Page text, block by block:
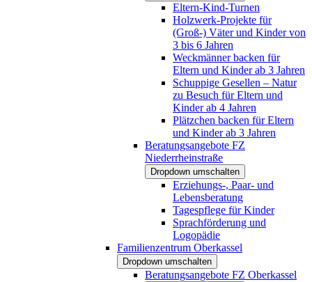
Eltern-Kind-Turnen
Holzwerk-Projekte für
(Groß-) Väter und Kinder von
3 bis 6 Jahren
Weckmänner backen für
Eltern und Kinder ab 3 Jahren
Schuppige Gesellen – Natur
zu Besuch für Eltern und
Kinder ab 4 Jahren
Plätzchen backen für Eltern
und Kinder ab 3 Jahren
Beratungsangebote FZ
Niederrheinstraße
Dropdown umschalten
Erziehungs-, Paar- und
Lebensberatung
Tagespflege für Kinder
Sprachförderung und
Logopädie
Familienzentrum Oberkassel
Dropdown umschalten
Beratungsangebote FZ Oberkassel